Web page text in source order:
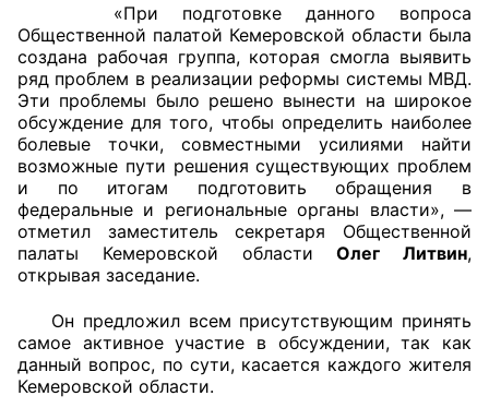
Общественные советы по проведению
независимой оценки качества условий
оказания услуг
О Палате
Структура Палаты
Комиссии
Экспертный совет ОП КО
Общественный штаб
Члены ОП КО
«При подготовке данного вопроса
Общественной палатой Кемеровской области была
создана рабочая группа, которая смогла выявить
ряд проблем в реализации реформы системы МВД.
Эти проблемы было решено вынести на широкое
обсуждение для того, чтобы определить наиболее
болевые точки, совместными усилиями найти
возможные пути решения существующих проблем
и по итогам подготовить обращения в
федеральные и региональные органы власти», —
отметил заместитель секретаря Общественной
палаты Кемеровской областиОлег Литвин,
открывая заседание.
Он предложил всем присутствующим принять
самое активное участие в обсуждении, так как
данный вопрос, по сути, касается каждого жителя
Кемеровской области.